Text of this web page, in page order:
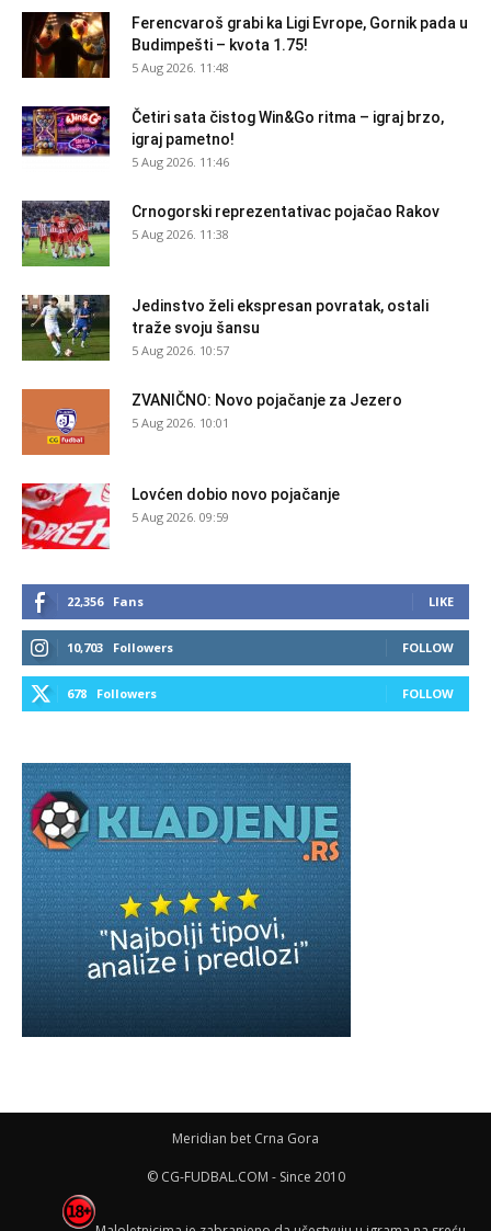
Ferencvaroš grabi ka Ligi Evrope, Gornik pada u
Budimpešti – kvota 1.75!
5 Aug 2026. 11:48
Četiri sata čistog Win&Go ritma – igraj brzo,
igraj pametno!
5 Aug 2026. 11:46
Crnogorski reprezentativac pojačao Rakov
5 Aug 2026. 11:38
Jedinstvo želi ekspresan povratak, ostali
traže svoju šansu
5 Aug 2026. 10:57
ZVANIČNO: Novo pojačanje za Jezero
5 Aug 2026. 10:01
Lovćen dobio novo pojačanje
5 Aug 2026. 09:59
22,356 Fans LIKE
10,703 Followers FOLLOW
678 Followers FOLLOW
Meridian bet Crna Gora
© CG-FUDBAL.COM - Since 2010